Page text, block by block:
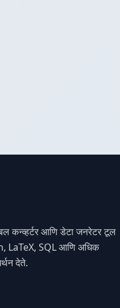
आणि डेटा जनरेटर टूल
LaTeX, SQL आणि अधिक
देते.